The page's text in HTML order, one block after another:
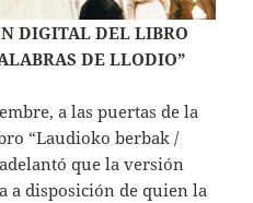
DIGITAL DEL LIBRO
DE LLODIO”
a las puertas de la
“Laudioko berbak /
que la versión
a disposición de quien la